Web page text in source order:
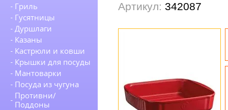
Артикул: 342087
Гриль
Гусятницы
Дуршлаги
Казаны
Кастрюли и ковши
Крышки для посуды
Мантоварки
Посуда из чугуна
Противни/
Поддоны